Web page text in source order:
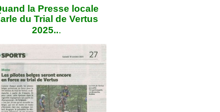
la Presse locale
du Trial de Vertus
2025...